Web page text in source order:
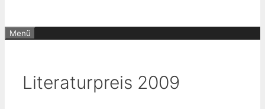
Menü
Literaturpreis 2009